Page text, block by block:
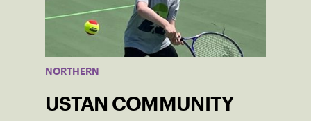
NORTHERN
USTAN COMMUNITY